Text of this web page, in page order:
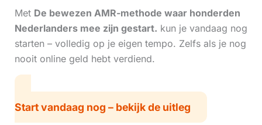
Met De bewezen AMR-methode waar honderden
Nederlanders mee zijn gestart. kun je vandaag nog
starten – volledig op je eigen tempo. Zelfs als je nog
nooit online geld hebt verdiend.
Start vandaag nog – bekijk de uitleg